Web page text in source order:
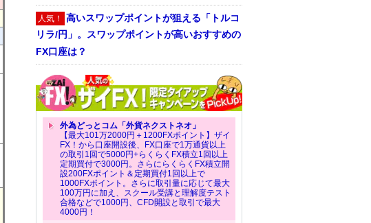
人気！ 高いスワップポイントが狙える「トルコ
リラ/円」。スワップポイントが高いおすすめの
FX口座は？
外為どっとコム「外貨ネクストネオ」
【最大101万2000円＋1200FXポイント】ザイ
FX！から口座開設後、FX口座で1万通貨以上
の取引1回で5000円+らくらくFX積立1回以上
定期買付で3000円。さらにらくらくFX積立開
設200FXポイント＆定期買付1回以上で
1000FXポイント。さらに取引量に応じて最大
100万円に加え、スクール受講と理解度テスト
合格などで1000円、CFD開設と取引で最大
4000円！